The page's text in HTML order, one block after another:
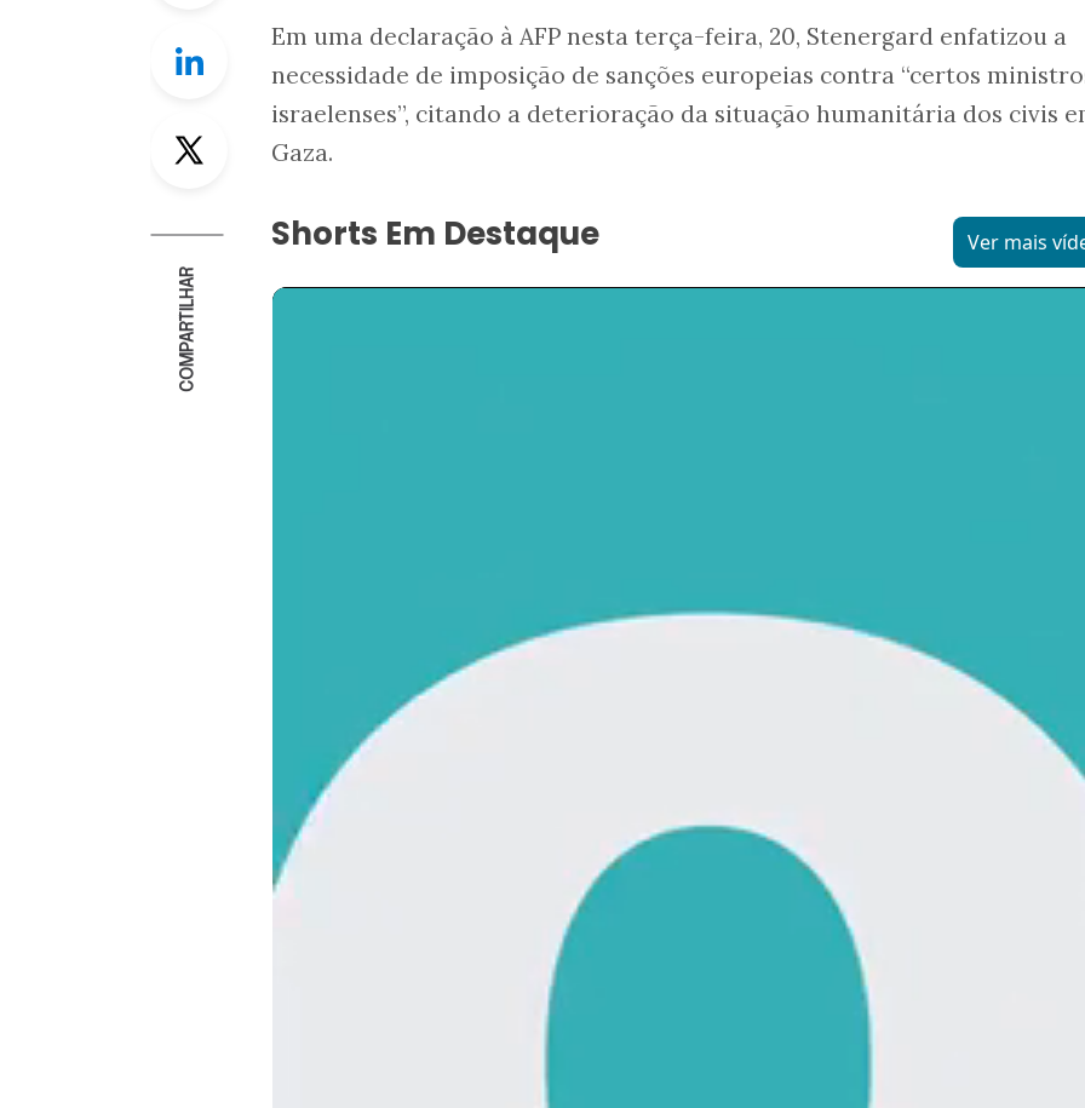
Linkedin
Twitter
COMPARTILHAR
Em uma declaração à AFP nesta terça-feira, 20, Stenergard enfatizou a
necessidade de imposição de sanções europeias contra “certos
israelenses”, citando a deterioração da situação humanitária dos civis
Gaza.
Shorts Em Destaque Ver mais